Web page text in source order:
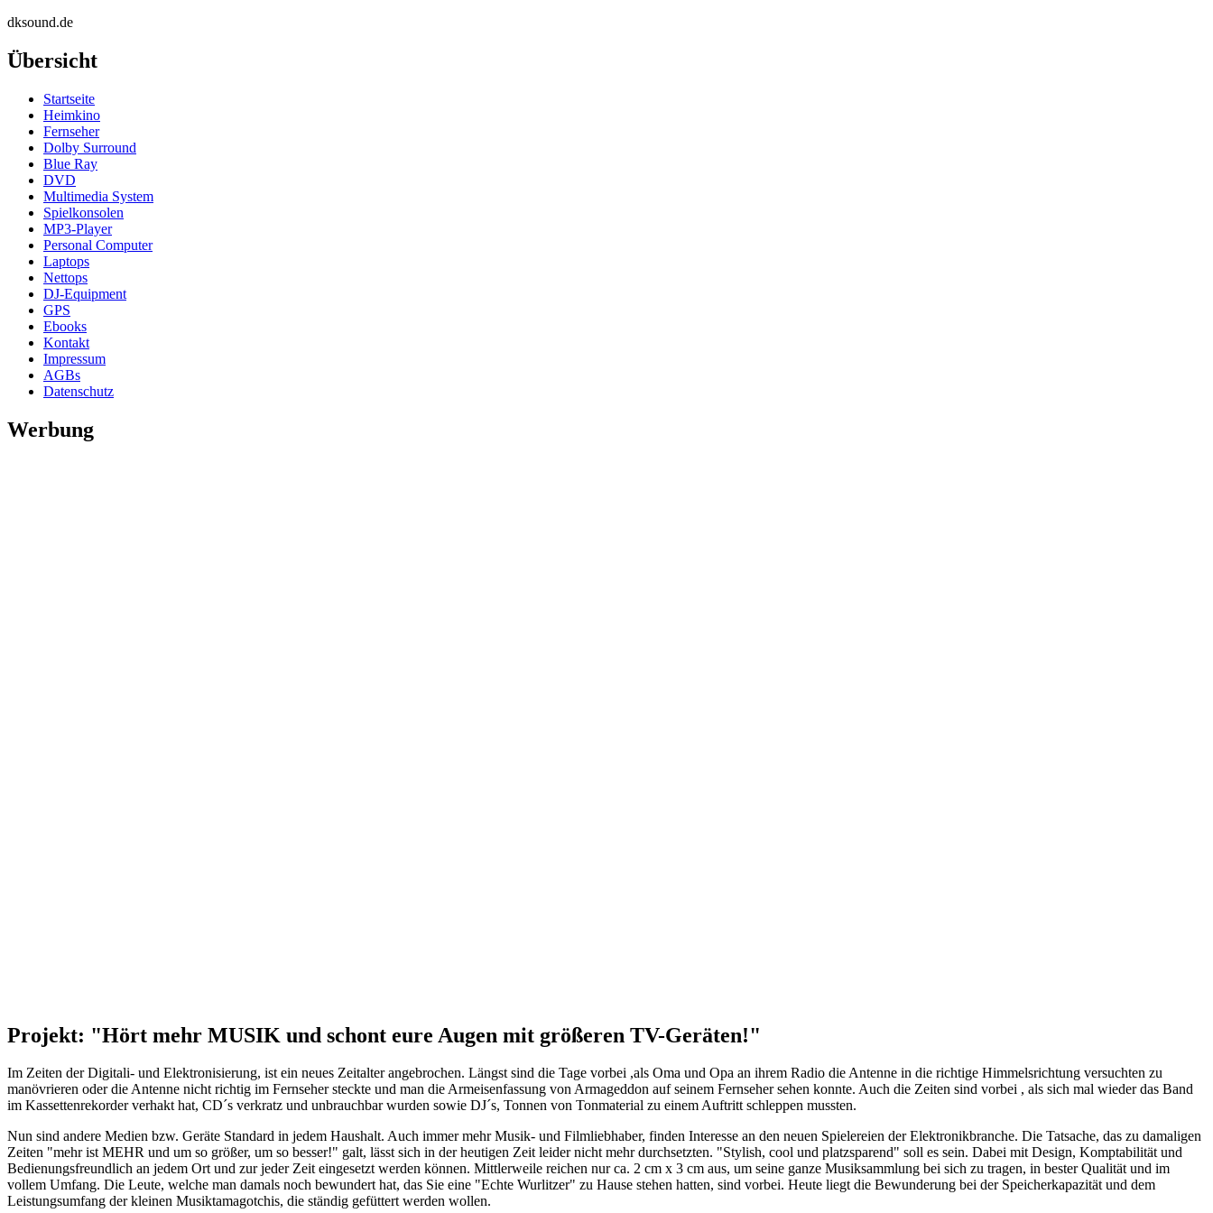
dksound.de
Übersicht
Startseite
Heimkino
Fernseher
Dolby Surround
Blue Ray
DVD
Multimedia System
Spielkonsolen
MP3-Player
Personal Computer
Laptops
Nettops
DJ-Equipment
GPS
Ebooks
Kontakt
Impressum
AGBs
Datenschutz
Werbung
Projekt: "Hört mehr MUSIK und schont eure Augen mit größeren TV-Geräten!"
Im Zeiten der Digitali- und Elektronisierung, ist ein neues Zeitalter angebrochen. Längst sind die Tage vorbei ,als Oma und Opa an ihrem Radio die Antenne in die richtige Himmelsrichtung versuchten zu
manövrieren oder die Antenne nicht richtig im Fernseher steckte und man die Armeisenfassung von Armageddon auf seinem Fernseher sehen konnte. Auch die Zeiten sind vorbei , als sich mal wieder das Band
im Kassettenrekorder verhakt hat, CD´s verkratz und unbrauchbar wurden sowie DJ´s, Tonnen von Tonmaterial zu einem Auftritt schleppen mussten.
Nun sind andere Medien bzw. Geräte Standard in jedem Haushalt. Auch immer mehr Musik- und Filmliebhaber, finden Interesse an den neuen Spielereien der Elektronikbranche. Die Tatsache, das zu damaligen
Zeiten "mehr ist MEHR und um so größer, um so besser!" galt, lässt sich in der heutigen Zeit leider nicht mehr durchsetzten. "Stylish, cool und platzsparend" soll es sein. Dabei mit Design, Komptabilität und
Bedienungsfreundlich an jedem Ort und zur jeder Zeit eingesetzt werden können. Mittlerweile reichen nur ca. 2 cm x 3 cm aus, um seine ganze Musiksammlung bei sich zu tragen, in bester Qualität und im
vollem Umfang. Die Leute, welche man damals noch bewundert hat, das Sie eine "Echte Wurlitzer" zu Hause stehen hatten, sind vorbei. Heute liegt die Bewunderung bei der Speicherkapazität und dem
Leistungsumfang der kleinen Musiktamagotchis, die ständig gefüttert werden wollen.